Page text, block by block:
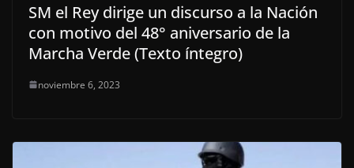
SM el Rey dirige un discurso a la Nación
con motivo del 48° aniversario de la
Marcha Verde (Texto íntegro)
noviembre 6, 2023